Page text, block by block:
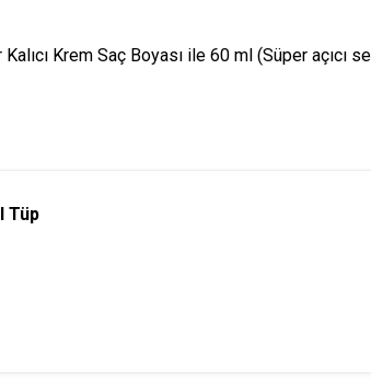
Krem Saç Boyası ile 60 ml (Süper açıcı
Tüp